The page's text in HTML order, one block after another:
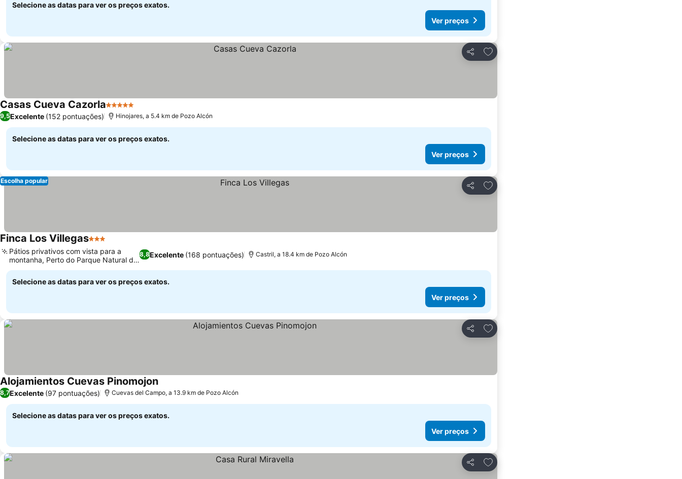
Selecione as datas para ver os preços exatos.
Ver preços
Partilhar
Adicionar aos favoritos
Casas Cueva Cazorla5 Estrelas
9,5Excelente (152 pontuações) Hinojares, a 5.4 km de Pozo Alcón
Selecione as datas para ver os preços exatos.
Ver preços
Partilhar
Adicionar aos favoritos
Escolha popular
Finca Los Villegas3 Estrelas
8,8Excelente (168 pontuações)
Pátios privativos com vista para a
montanha, Perto do Parque Natural de
Castril
Castril, a 18.4 km de Pozo Alcón
Selecione as datas para ver os preços exatos.
Ver preços
Partilhar
Adicionar aos favoritos
Alojamientos Cuevas Pinomojon
8,7Excelente (97 pontuações) Cuevas del Campo, a 13.9 km de Pozo Alcón
Selecione as datas para ver os preços exatos.
Ver preços
Partilhar
Adicionar aos favoritos